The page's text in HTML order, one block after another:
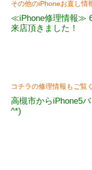
その他のiPhoneお直し情
≪iPhone修理情報≫
来店頂きました！
コチラの修理情報もご覧
高槻市からiPhone5
^*)